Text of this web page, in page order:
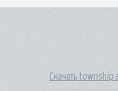
Скачать township